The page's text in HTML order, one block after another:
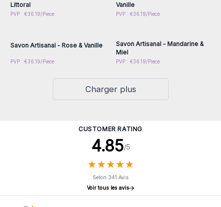
Littoral
PVP : €36.19/Piece
Vanille
PVP : €36.19/Piece
Connectez-vous ou
Savon Artisanal - Rose & Vanille
PVP : €36.19/Piece
Connectez-vous ou
Savon Artisanal - Mandarine &
Miel
PVP : €36.19/Piece
Charger plus
CUSTOMER RATING
4.85/5
★★★★★
★★★★★
Selon 341 Avis
Voir tous les avis